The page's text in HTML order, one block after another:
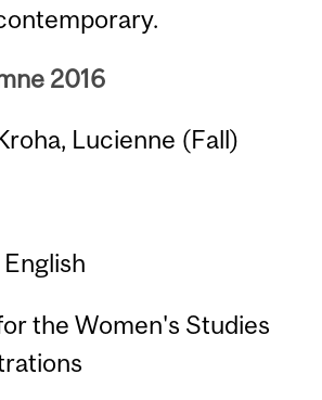
2016
Lucienne (Fall)
the Women's Studies